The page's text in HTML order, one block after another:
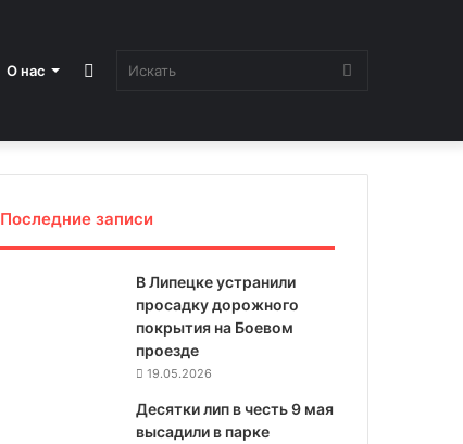
О нас Искать
Sidebar
Последние записи
В Липецке устранили
просадку дорожного
покрытия на Боевом
проезде
19.05.2026
Десятки лип в честь 9 мая
высадили в парке